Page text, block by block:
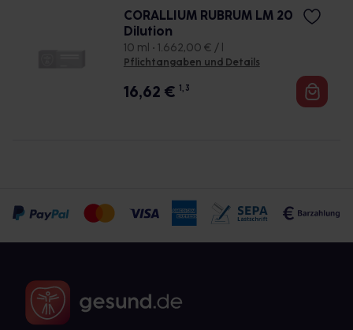
CORALLIUM RUBRUM LM 20
Dilution
10 ml • 1.662,00 € / l
Pflichtangaben und Details
16,62 € 1, 3